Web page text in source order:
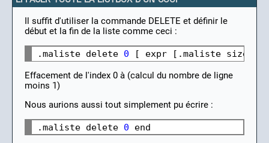
Il suffit d'utiliser la commande DELETE et définir le
début et la fin de la liste comme ceci :
.maliste delete 0 [ expr [.maliste size] -
Effacement de l'index 0 à (calcul du nombre de ligne
moins 1)
Nous aurions aussi tout simplement pu écrire :
.maliste delete 0